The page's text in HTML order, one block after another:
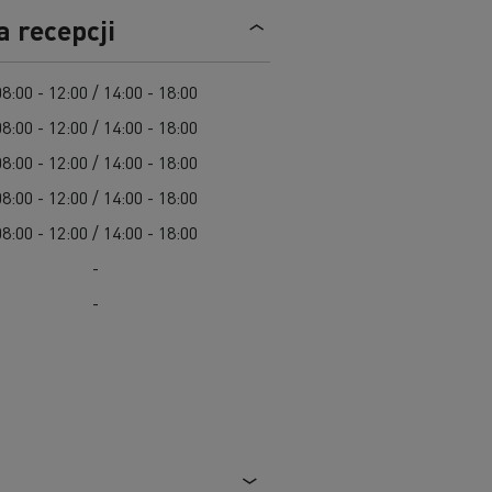
Pojazdy dla jednostek samorządu terytorialnego
Pojazdy ratowniczo-gaśnicze
Zbiórka odpadów
Roboty drogowe
Czyszczenie i konserwacja kanalizacji
Leasing dla pojazdów elektrycznych
Design: rewolucja w pojazdach elektrycznych
Firma Guerlain i dostawy do 15 sklepów w
Grupa Delanchy korzysta z elektrycznych
ciężarówek
recepcji
- 12:00 / 14:00 - 18:00
- 12:00 / 14:00 - 18:00
- 12:00 / 14:00 - 18:00
- 12:00 / 14:00 - 18:00
- 12:00 / 14:00 - 18:00
-
-